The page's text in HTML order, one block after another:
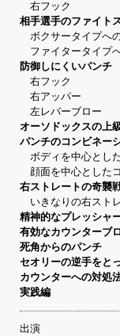
右フック
相手選手のファイト
ボクサータイプへ
ファイタータイプ
防御しにくいパンチ
右フック
右アッパー
左レバーブロー
オーソドックスの上
パンチのコンビネー
ボディを中心とし
顔面を中心とした
右ストレートの奇襲
いきなりの右スト
精神的なプレッシャ
有効なカウンターブ
死角からのパンチ
セオリーの逆手をと
カウンターへの対処
実践編
出演